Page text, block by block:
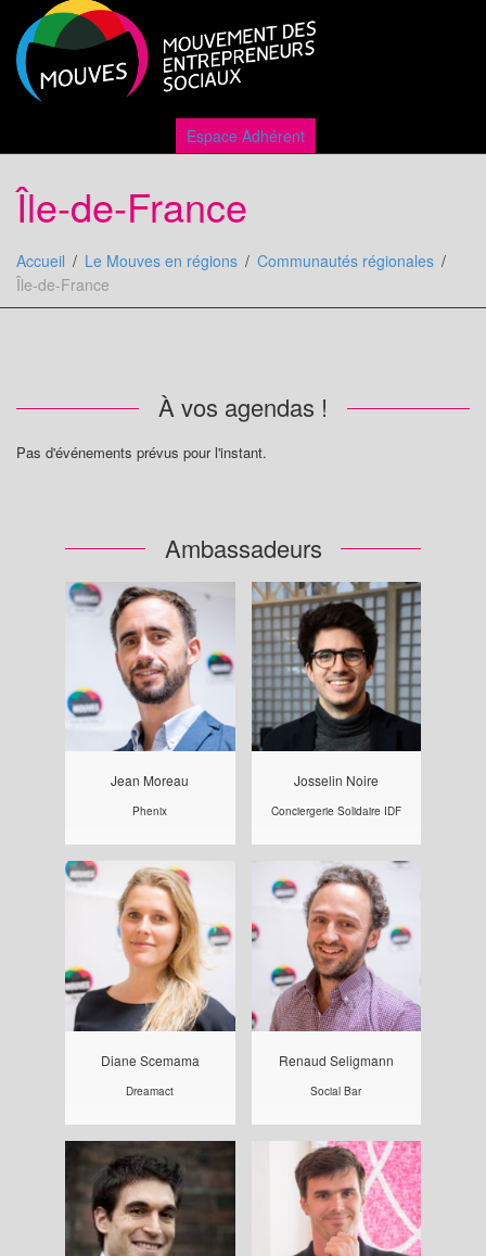
Espace Adhérent
Île-de-France
Accueil Le Mouves en régions
Communautés régionales
Île-de-France
À vos agendas !
Pas d'événements prévus pour l'instant.
Ambassadeurs
Jean Moreau
Phenix
Josselin Noire
Conciergerie Solidaire IDF
Diane Scemama
Dreamact
Renaud Seligmann
Social Bar